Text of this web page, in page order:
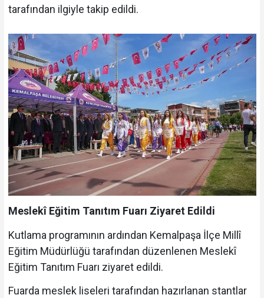
tarafından ilgiyle takip edildi.
Meslekî Eğitim Tanıtım Fuarı Ziyaret Edildi
Kutlama programının ardından Kemalpaşa İlçe Millî
Eğitim Müdürlüğü tarafından düzenlenen Meslekî
Eğitim Tanıtım Fuarı ziyaret edildi.
Fuarda meslek liseleri tarafından hazırlanan stantlar